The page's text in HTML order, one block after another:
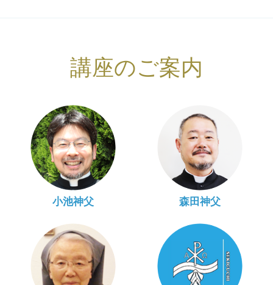
講座のご案内
小池神父 森田神父